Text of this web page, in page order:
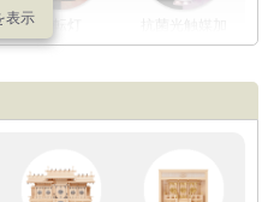
工
和紙・絹製 木・竹製